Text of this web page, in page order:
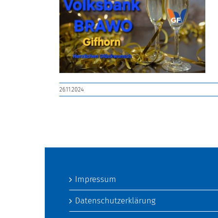
26.11.2024
Impressum
Datenschutzerklärung